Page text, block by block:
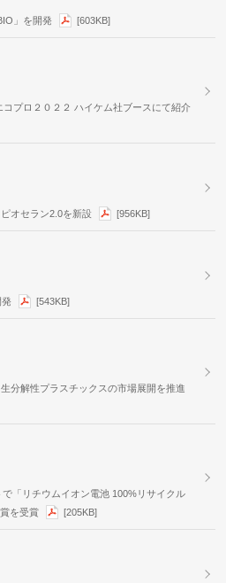
」を開発 [603KB]
プロ２０２２ ハイケム社ブースにて紹介
オセラン2.0を新設 [956KB]
発 [543KB]
分解性プラスチックスの市場展開を推進
「リチウムイオン電池 100%リサイクル
を受賞
[205KB]